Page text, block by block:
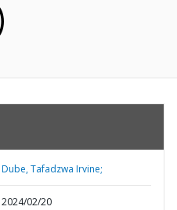
Dube, Tafadzwa Irvine;
2024/02/20